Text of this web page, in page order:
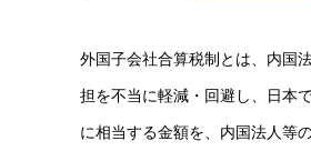
外国子会社合算税制とは、内国
担を不当に軽減・回避し、日本
に相当する金額を、内国法人等